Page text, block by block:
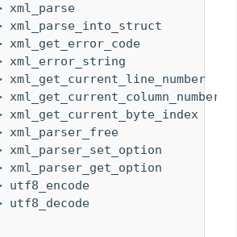
xml_parse
xml_parse_into_struct
xml_get_error_code
xml_error_string
xml_get_current_line_number
xml_get_current_column_number
xml_get_current_byte_index
xml_parser_free
xml_parser_set_option
xml_parser_get_option
utf8_encode
utf8_decode